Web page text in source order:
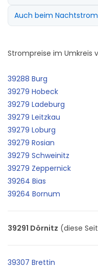
Auch beim
Strompreise im Umkreis
39288 Burg
39279 Hobeck
39279 Ladeburg
39279 Leitzkau
39279 Loburg
39279 Rosian
39279 Schweinitz
39279 Zeppernick
39264 Bias
39264 Bornum
39291 Dörnitz (diese
39307 Brettin